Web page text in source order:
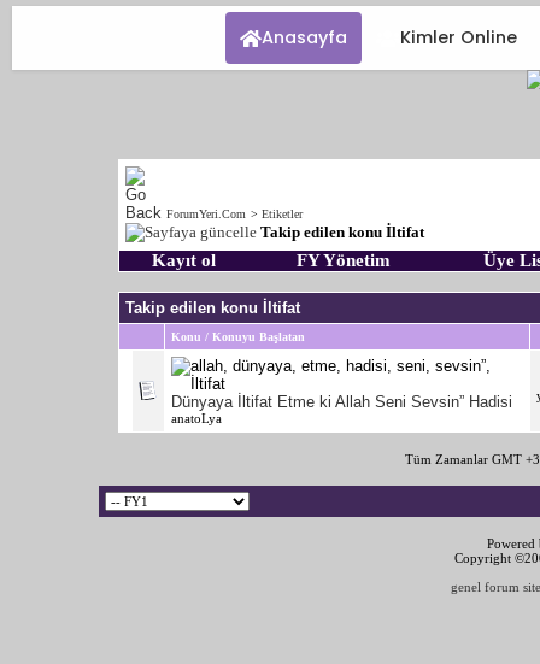
Anasayfa Kimler Online
ForumYeri.Com > Etiketler
Takip edilen konu İltifat
Kayıt ol FY Yönetim Üye
Takip edilen konu İltifat
Konu / Konuyu Başlatan
Dünyaya İltifat Etme ki Allah Seni Sevsin” Hadisi
anatoLya
Tüm Zamanlar GMT
Copyright
genel forum